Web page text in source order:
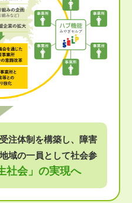
注体制を構築し、障害
域の一員として社会参
社会」の実現へ